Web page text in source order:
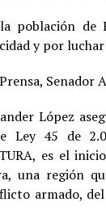
población de
y por
Senador
López
Ley 45 de
es el
una región
armado,